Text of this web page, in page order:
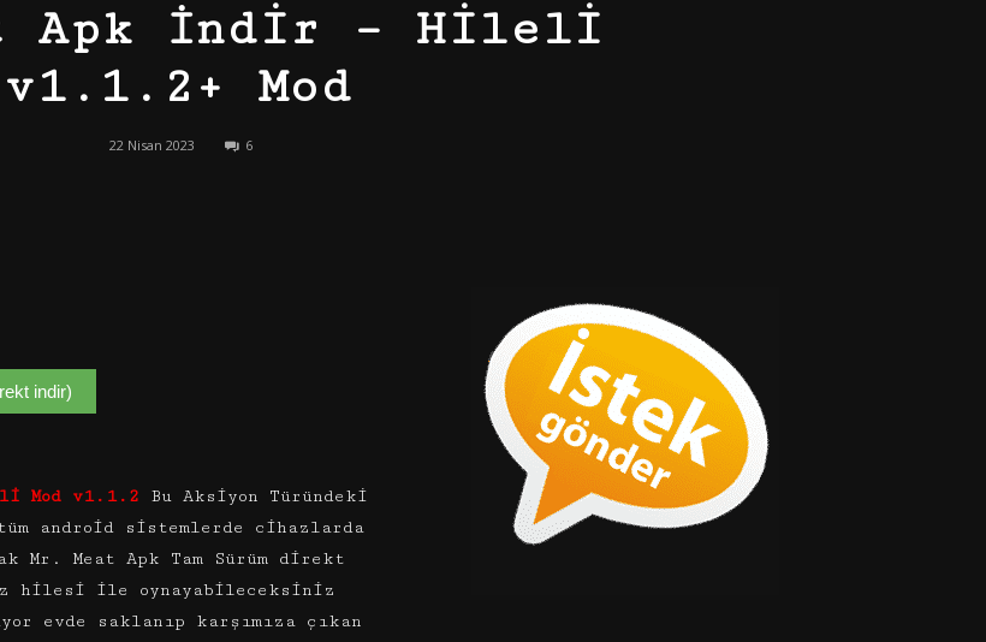
Apk İndir – Hileli
v1.1.2+ Mod
22 Nisan 2023 6
indir)
Mod v1.1.2 Bu Aksiyon Türündeki
android sistemlerde cihazlarda
Mr. Meat Apk Tam Sürüm direkt
hilesi ile oynayabileceksiniz
evde saklanıp karşımıza çıkan